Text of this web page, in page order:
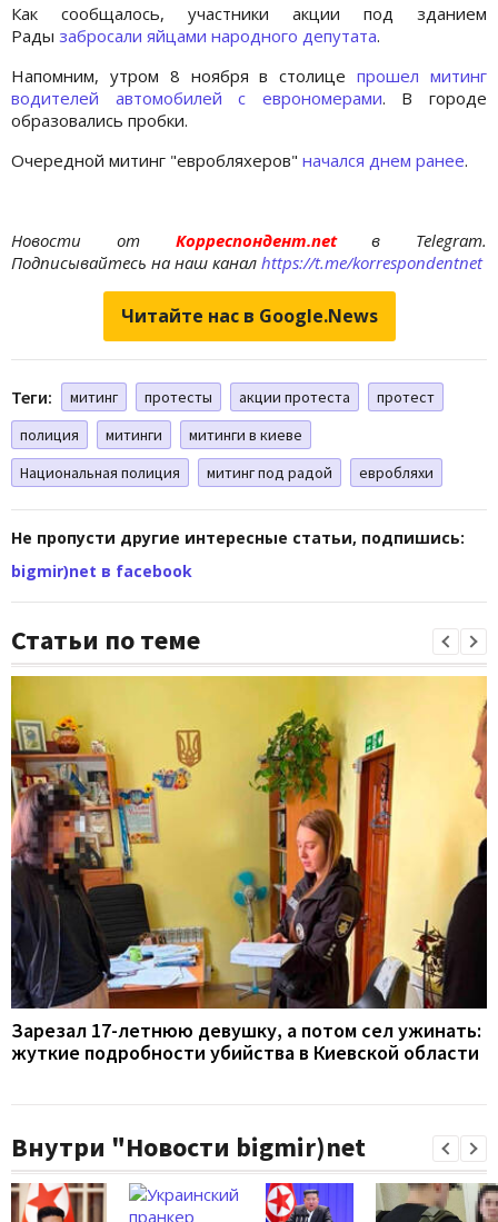
Как сообщалось, участники акции под зданием
Рады забросали яйцами народного депутата.
Напомним, утром 8 ноября в столицепрошел митинг
водителей автомобилей с еврономерами. В городе
образовались пробки.
Очередной митинг "евробляхеров" начался днем ранее.
Новости отКорреспондент.netв Telegram.
Подписывайтесь на наш канал https://t.me/korrespondentnet
Читайте нас в Google.News
Теги: митинг протесты акции протеста
протест
полиция
митинги
митинги в киеве
Национальная полиция
митинг под радой евробляхи
Не пропусти другие интересные статьи, подпишись:
bigmir)net в facebook
Статьи по теме
Зарезал 17-летнюю девушку, а потом сел ужинать:
жуткие подробности убийства в Киевской области
Внутри "Новости bigmir)net